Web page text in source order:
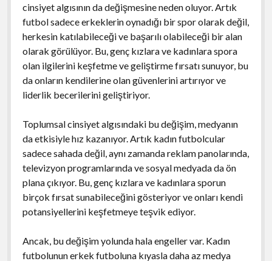
cinsiyet algısının da değişmesine neden oluyor. Artık
futbol sadece erkeklerin oynadığı bir spor olarak değil,
herkesin katılabileceği ve başarılı olabileceği bir alan
olarak görülüyor. Bu, genç kızlara ve kadınlara spora
olan ilgilerini keşfetme ve geliştirme fırsatı sunuyor, bu
da onların kendilerine olan güvenlerini artırıyor ve
liderlik becerilerini geliştiriyor.
Toplumsal cinsiyet algısındaki bu değişim, medyanın
da etkisiyle hız kazanıyor. Artık kadın futbolcular
sadece sahada değil, aynı zamanda reklam panolarında,
televizyon programlarında ve sosyal medyada da ön
plana çıkıyor. Bu, genç kızlara ve kadınlara sporun
birçok fırsat sunabileceğini gösteriyor ve onları kendi
potansiyellerini keşfetmeye teşvik ediyor.
Ancak, bu değişim yolunda hala engeller var. Kadın
futbolunun erkek futboluna kıyasla daha az medya